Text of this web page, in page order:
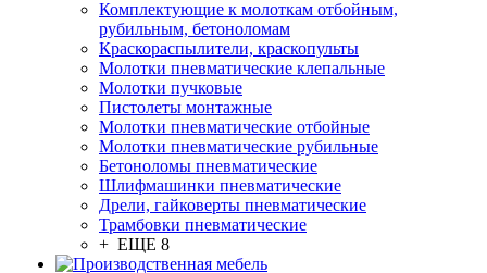
Комплектующие к молоткам отбойным,
рубильным, бетоноломам
Краскораспылители, краскопульты
Молотки пневматические клепальные
Молотки пучковые
Пистолеты монтажные
Молотки пневматические отбойные
Молотки пневматические рубильные
Бетоноломы пневматические
Шлифмашинки пневматические
Дрели, гайковерты пневматические
Трамбовки пневматические
+ ЕЩЕ 8